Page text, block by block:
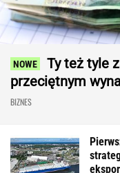
Ty też tyle
przeciętnym
BIZNES